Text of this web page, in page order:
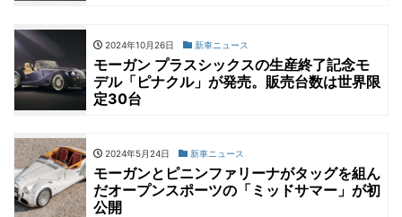
2024年10月26日 新車ニュース
モーガン プラスシックスの生産終了記念モ
デル「ピナクル」が発売。販売台数は世界限
定30台
2024年5月24日 新車ニュース
モーガンとピニンファリーナがタッグを組ん
だオープンスポーツの「ミッドサマー」が初
公開